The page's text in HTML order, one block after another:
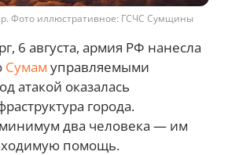
Фото иллюстративное: ГСЧС Сумщины
6 августа, армия РФ нанесла
Сумам управляемыми
атакой оказалась
города.
минимум два человека — им
помощь.